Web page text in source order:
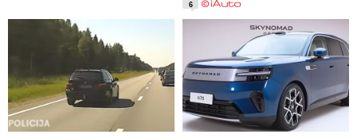
6